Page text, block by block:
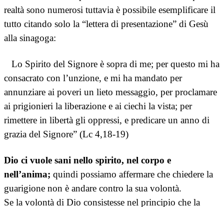
realtà sono numerosi tuttavia è possibile esemplificare il
tutto citando solo la “lettera di presentazione” di Gesù
alla sinagoga:
Lo Spirito del Signore è sopra di me; per questo mi ha
consacrato con l’unzione, e mi ha mandato per
annunziare ai poveri un lieto messaggio, per proclamare
ai prigionieri la liberazione e ai ciechi la vista; per
rimettere in libertà gli oppressi, e predicare un anno di
grazia del Signore” (Lc 4,18-19)
Dio ci vuole sani nello spirito, nel corpo e
nell’anima; quindi possiamo affermare che chiedere la
guarigione non è andare contro la sua volontà.
Se la volontà di Dio consistesse nel principio che la